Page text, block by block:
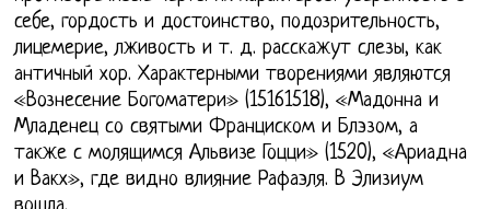
себе, гордость и достоинство, подозрительность,
лицемерие, лживость и т. д. расскажут слезы, как
античный хор. Характерными творениями являются
«Вознесение Богоматери» (15161518), «Мадонна и
Младенец со святыми Франциском и Блэзом, а
также с молящимся Альвизе Гоцци» (1520), «Ариадна
и Вакх», где видно влияние Рафаэля. В Элизиум